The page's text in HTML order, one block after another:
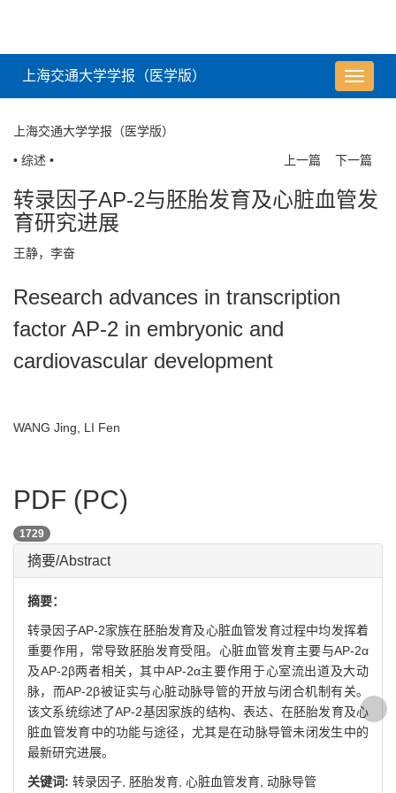
导
航
上海交通大学学报（医学版）
上海交通大学学报（医学版）
• 综述 • 上一篇 下一篇
转录因子AP-2与胚胎发育及心脏血管发
育研究进展
王静，李奋
Research advances in transcription
factor AP-2 in embryonic and
cardiovascular development
WANG Jing, LI Fen
PDF (PC)
1729
摘要/Abstract
摘要：
转录因子AP-2家族在胚胎发育及心脏血管发育过程中均发挥着
重要作用，常导致胚胎发育受阻。心脏血管发育主要与AP-2α
及AP-2β两者相关，其中AP-2α主要作用于心室流出道及大动
脉，而AP-2β被证实与心脏动脉导管的开放与闭合机制有关。
该文系统综述了AP-2基因家族的结构、表达、在胚胎发育及心
脏血管发育中的功能与途径，尤其是在动脉导管未闭发生中的
最新研究进展。
关键词: 转录因子, 胚胎发育, 心脏血管发育, 动脉导管